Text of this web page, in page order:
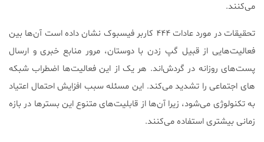
می‌کنند.
تحقیقات در مورد عادات ۴۴۴ کاربر فیسبوک نشان داده است آن‌ها بین
فعالیت‌هایی از قبیل گپ زدن با دوستان، مرور منابع خبری و ارسال
پست‌های روزانه در گردش‌اند. هر یک از این فعالیت‌ها اضطراب شبکه
های اجتماعی را تشدید می‌کند. این مسئله سبب افزایش احتمال اعتیاد
به تکنولوژی می‌شود، زیرا آن‌ها از قابلیت‌های متنوع این بستر‌ها در بازه
زمانی بیشتری استفاده می‌کنند.